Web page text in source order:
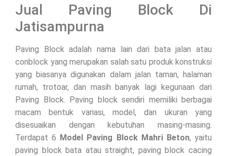
Jual Paving Block Di
Jatisampurna
Paving Block adalah nama lain dari bata jalan atau
conblock yang merupakan salah satu produk konstruksi
yang biasanya digunakan dalam jalan taman, halaman
rumah, trotoar, dan masih banyak lagi kegunaan dari
Paving Block. Paving block sendiri memiliki berbagai
macam bentuk variasi, model, dan ukuran yang
disesuaikan dengan kebutuhan masing-masing.
Terdapat 6 Model Paving Block Mahri Beton, yaitu
paving block bata atau straight, paving block cacing